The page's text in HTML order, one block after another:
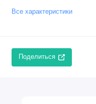
Все характеристики
Поделиться